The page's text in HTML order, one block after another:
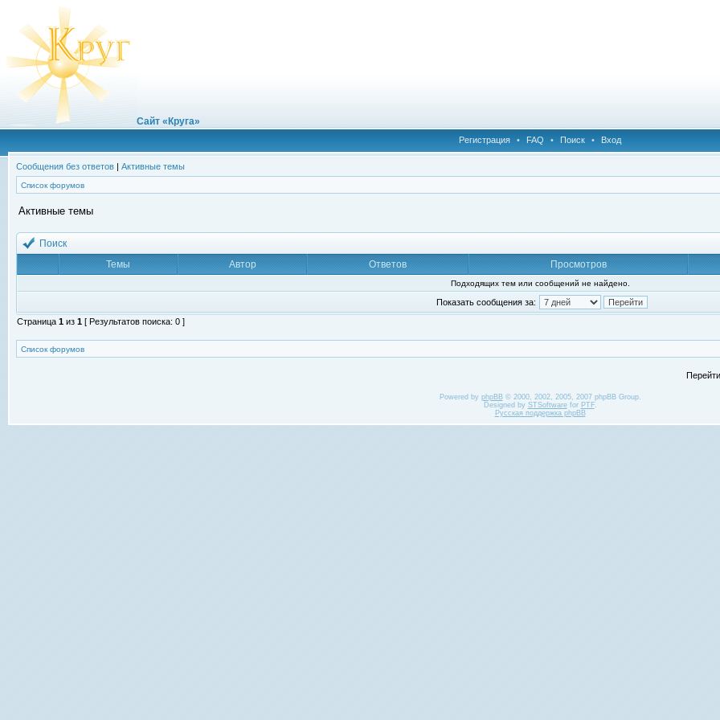
Сайт «Круга»
Регистрация • FAQ • Поиск • Вход
Сообщения без ответов | Активные темы
Список форумов
Активные темы
Поиск
Темы
Автор Ответов Просмотров
Подходящих тем или сообщений не найдено.
Показать сообщения за:
Страница 1 из 1 [ Результатов поиска: 0 ]
Список форумов
Powered by phpBB© 2000, 2002, 2005, 2007 phpBB Group.
Designed by STSoftwarefor PTF.
Русская поддержка phpBB